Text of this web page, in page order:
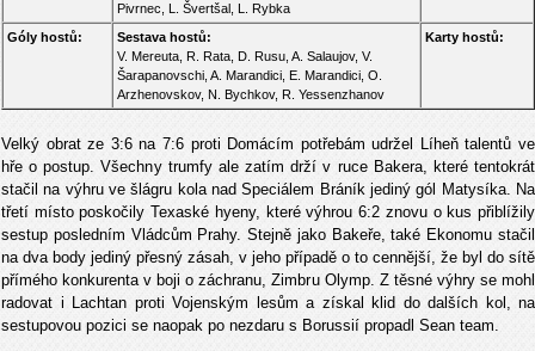
Pivrnec, L. Švertšal, L. Rybka
Góly hostů:
Sestava hostů:
V. Mereuta, R. Rata, D. Rusu, A. Salaujov, V.
Šarapanovschi, A. Marandici, E. Marandici, O.
Arzhenovskov, N. Bychkov, R. Yessenzhanov
Karty hostů:
Velký obrat ze 3:6 na 7:6 proti Domácím potřebám udržel Líheň talentů ve
hře o postup. Všechny trumfy ale zatím drží v ruce Bakera, které tentokrát
stačil na výhru ve šlágru kola nad Speciálem Bráník jediný gól Matysíka. Na
třetí místo poskočily Texaské hyeny, které výhrou 6:2 znovu o kus přiblížily
sestup posledním Vládcům Prahy. Stejně jako Bakeře, také Ekonomu stačil
na dva body jediný přesný zásah, v jeho případě o to cennější, že byl do sítě
přímého konkurenta v boji o záchranu, Zimbru Olymp. Z těsné výhry se mohl
radovat i Lachtan proti Vojenským lesům a získal klid do dalších kol, na
sestupovou pozici se naopak po nezdaru s Borussií propadl Sean team.